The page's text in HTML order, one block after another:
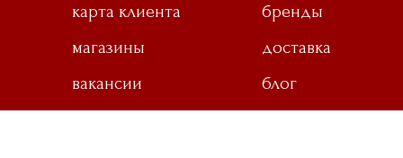
карта клиента
бренды
магазины
доставка
вакансии
блог